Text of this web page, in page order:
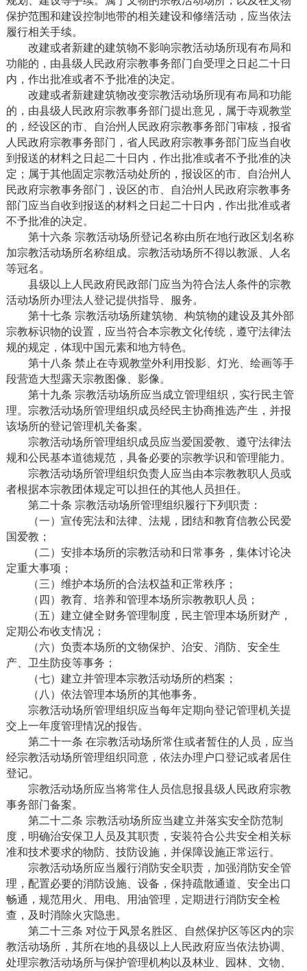
保护范围和建设控制地带的相关建设和修缮活动，应当依法
履行相关手续。
改建或者新建的建筑物不影响宗教活动场所现有布局和
功能的，由县级人民政府宗教事务部门自受理之日起二十日
内，作出批准或者不予批准的决定。
改建或者新建建筑物改变宗教活动场所现有布局和功能
的，由县级人民政府宗教事务部门提出意见，属于寺观教堂
的，经设区的市、自治州人民政府宗教事务部门审核，报省
人民政府宗教事务部门，省人民政府宗教事务部门应当自收
到报送的材料之日起二十日内，作出批准或者不予批准的决
定；属于其他固定宗教活动处所的，报设区的市、自治州人
民政府宗教事务部门，设区的市、自治州人民政府宗教事务
部门应当自收到报送的材料之日起二十日内，作出批准或者
不予批准的决定。
第十六条 宗教活动场所登记名称由所在地行政区划名称
加宗教活动场所名称组成。宗教活动场所不得以教派、人名
等冠名。
县级以上人民政府民政部门应当为符合法人条件的宗教
活动场所办理法人登记提供指导、服务。
第十七条 宗教活动场所建筑物、构筑物的建设及其外部
宗教标识物的设置，应当符合本宗教文化传统，遵守法律法
规的规定，体现中国元素和地方特色。
第十八条 禁止在寺观教堂外利用投影、灯光、绘画等手
段营造大型露天宗教图像、影像。
第十九条 宗教活动场所应当成立管理组织，实行民主管
理。宗教活动场所管理组织成员经民主协商推选产生，并报
该场所的登记管理机关备案。
宗教活动场所管理组织成员应当爱国爱教、遵守法律法
规和公民基本道德规范，具备必要的宗教学识和管理能力。
宗教活动场所管理组织负责人应当由本宗教教职人员或
者根据本宗教团体规定可以担任的其他人员担任。
第二十条 宗教活动场所管理组织履行下列职责：
（一）宣传宪法和法律、法规，团结和教育信教公民爱
国爱教；
（二）安排本场所的宗教活动和日常事务，集体讨论决
定重大事项；
（三）维护本场所的合法权益和正常秩序；
（四）教育、培养和管理本场所宗教教职人员；
（五）建立健全财务管理制度，民主管理本场所财产，
定期公布收支情况；
（六）负责本场所的文物保护、治安、消防、安全生
产、卫生防疫等事务；
（七）建立并管理本宗教活动场所的档案；
（八）依法管理本场所的其他事务。
宗教活动场所管理组织应当每年定期向登记管理机关提
交上一年度管理情况的报告。
第二十一条 在宗教活动场所常住或者暂住的人员，应当
经宗教活动场所管理组织同意，依法办理户口登记或者居住
登记。
宗教活动场所应当将常住人员信息报县级人民政府宗教
事务部门备案。
第二十二条 宗教活动场所应当建立并落实安全防范制
度，明确治安保卫人员及其职责，安装符合公共安全相关标
准和技术要求的物防、技防设施，并保障设施正常运行。
宗教活动场所应当履行消防安全职责，加强消防安全管
理，配置必要的消防设施、设备，保持疏散通道、安全出口
畅通，规范用火、用电、用油管理，定期进行消防安全检
查，及时消除火灾隐患。
第二十三条 对位于风景名胜区、自然保护区等区内的宗
教活动场所，其所在地的县级以上人民政府应当依法协调、
处理宗教活动场所与保护管理机构以及林业、园林、文物、